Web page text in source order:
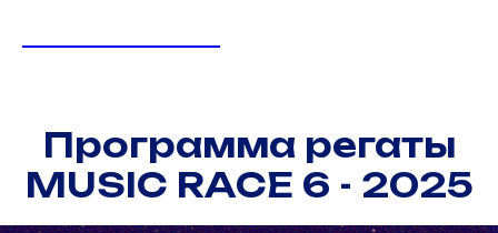
Программа регаты
MUSIC RACE 6 - 2025